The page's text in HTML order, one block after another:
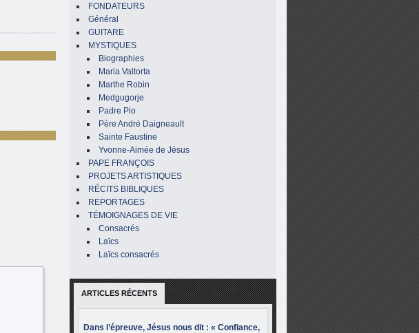
FONDATEURS
Général
GUITARE
MYSTIQUES
Biographies
Maria Valtorta
Marthe Robin
Medgugorje
Padre Pio
Père André Daigneault
Sainte Faustine
Yvonne-Aimée de Jésus
PAPE FRANÇOIS
PROJETS ARTISTIQUES
RÉCITS BIBLIQUES
REPORTAGES
TÉMOIGNAGES DE VIE
Consacrés
Laïcs
Laïcs consacrés
ARTICLES RÉCENTS
Dans l’épreuve, Jésus nous dit : « Confiance,